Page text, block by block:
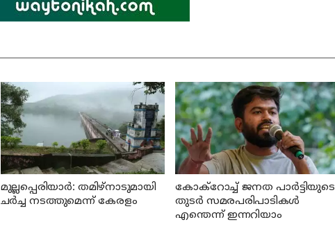
മുല്ലപ്പെരിയാര്‍: തമിഴ്‌നാടുമായി
ചര്‍ച്ച നടത്തുമെന്ന് കേരളം
കോക്റോച്ച് ജനത പാര്‍ട്ടിയുടെ
തുടര്‍ സമരപരിപാടികള്‍
എന്തെന്ന് ഇന്നറിയാം